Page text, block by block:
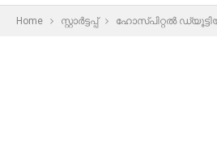
Home സ്റ്റാർട്ടപ്പ് ഹോസ്പിറ്റൽ